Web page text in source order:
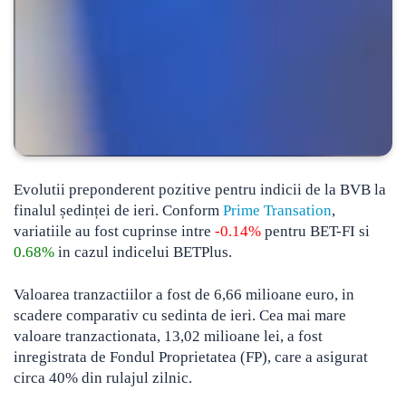
Evolutii preponderent pozitive pentru indicii de la BVB la
finalul ședinței de ieri. Conform Prime Transation,
variatiile au fost cuprinse intre -0.14% pentru BET-FI si
0.68% in cazul indicelui BETPlus.
Valoarea tranzactiilor a fost de 6,66 milioane euro, in
scadere comparativ cu sedinta de ieri. Cea mai mare
valoare tranzactionata, 13,02 milioane lei, a fost
inregistrata de Fondul Proprietatea (FP), care a asigurat
circa 40% din rulajul zilnic.